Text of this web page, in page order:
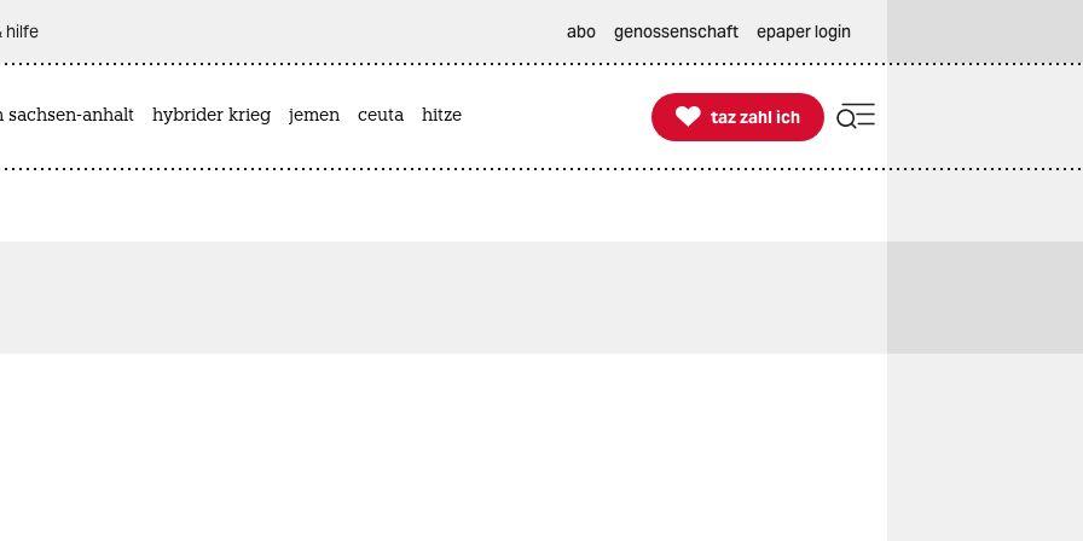
hilfe abo genossenschaft epaper login
sachsen-anhalt hybrider krieg jemen ceuta hitze 
taz zahl ich
taz zahl ich